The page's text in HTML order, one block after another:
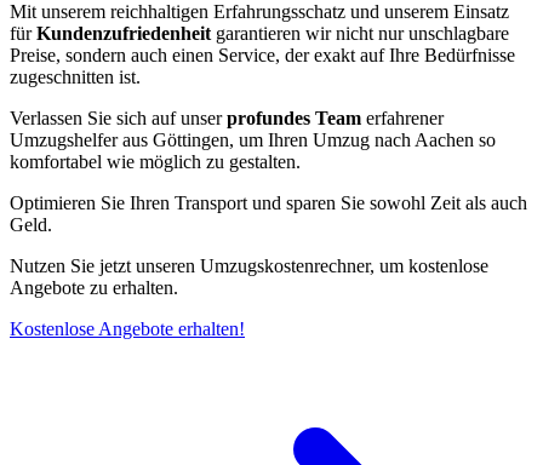
Mit unserem reichhaltigen Erfahrungsschatz und unserem Einsatz
fürKundenzufriedenheit garantieren wir nicht nur unschlagbare
Preise, sondern auch einen Service, der exakt auf Ihre Bedürfnisse
zugeschnitten ist.
Verlassen Sie sich auf unserprofundes Team erfahrener
Umzugshelfer aus Göttingen, um Ihren Umzug nach Aachen so
komfortabel wie möglich zu gestalten.
Optimieren Sie Ihren Transport und sparen Sie sowohl Zeit als auch
Geld.
Nutzen Sie jetzt unseren Umzugskostenrechner, um kostenlose
Angebote zu erhalten.
Kostenlose Angebote erhalten!